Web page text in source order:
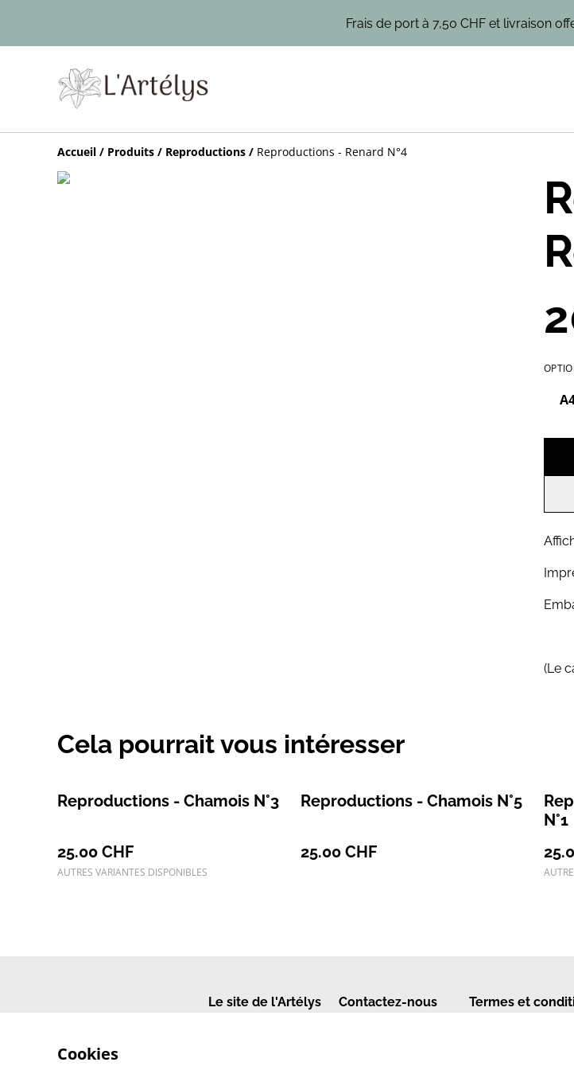
Frais de port à 7,50 CHF et livraison
Accueil / Produits / Reproductions / Reproductions - Renard N°4
(Le
Cela pourrait vous intéresser
Reproductions - Chamois N°3
25.00 CHF
AUTRES VARIANTES DISPONIBLES
Reproductions - Chamois N°5
25.00 CHF
N°1
Le site de l'Artélys Contactez-nous Termes et
Cookies